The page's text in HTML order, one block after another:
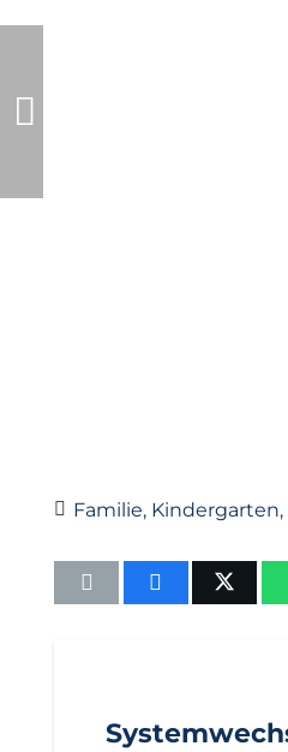
Familie, Kindergarten,